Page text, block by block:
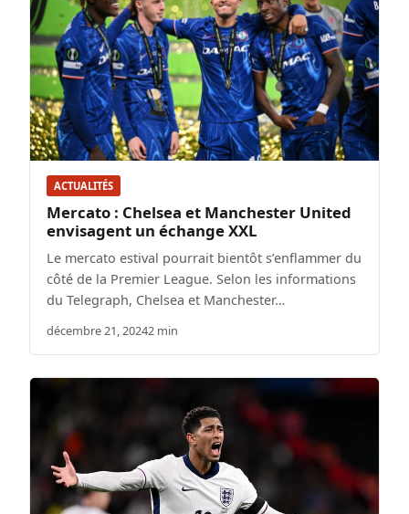
ACTUALITÉS
Mercato : Chelsea et Manchester United
envisagent un échange XXL
Le mercato estival pourrait bientôt s’enflammer du
côté de la Premier League. Selon les informations
du Telegraph, Chelsea et Manchester…
décembre 21, 20242 min